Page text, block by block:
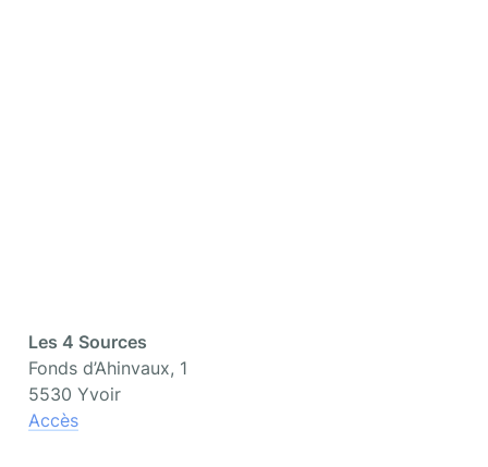
Les 4 Sources
Fonds d’Ahinvaux, 1
Accès